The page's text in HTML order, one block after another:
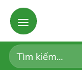
qua
dung
Tìm
kiếm: